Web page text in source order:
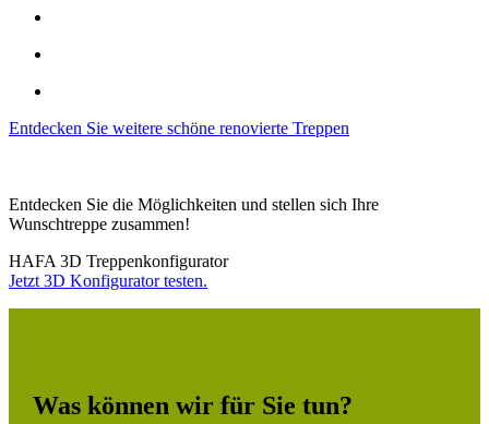
Entdecken Sie weitere schöne renovierte Treppen
Entdecken Sie die Möglichkeiten und stellen sich Ihre
Wunschtreppe zusammen!
HAFA 3D Treppenkonfigurator
Jetzt 3D Konfigurator testen.
Was können wir für Sie tun?